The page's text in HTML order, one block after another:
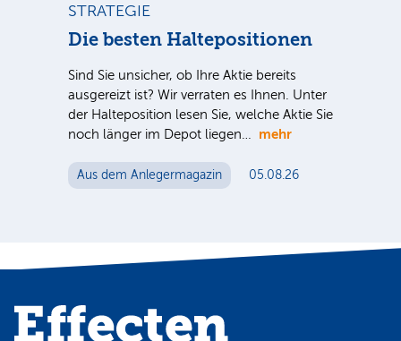
STRATEGIE
Die besten Haltepositionen
Sind Sie unsicher, ob Ihre Aktie bereits
ausgereizt ist? Wir verraten es Ihnen. Unter
der Halteposition lesen Sie, welche Aktie Sie
noch länger im Depot liegen… mehr
Aus dem Anlegermagazin 05.08.26